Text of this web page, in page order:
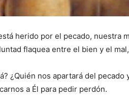
herido por el pecado, nuestra
flaquea entre el bien y el
¿Quién nos apartará del
a Él para pedir perdón.